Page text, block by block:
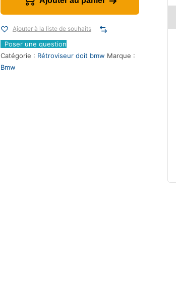
Ajouter à la liste de souhaits
Poser une question
Catégorie : Rétroviseur doit bmw Marque :
Bmw